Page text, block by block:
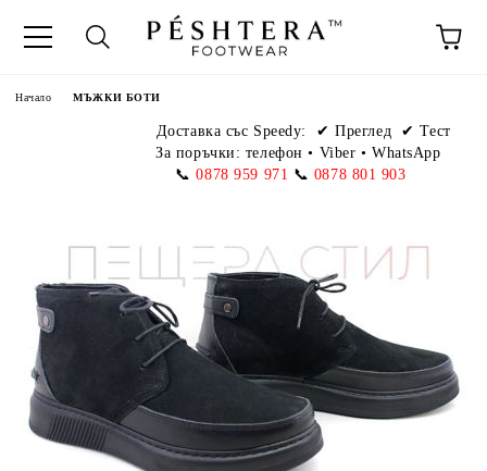
Начало МЪЖКИ БОТИ
Доставка със Speedy:
✔ Преглед ✔ Тест
За поръчки: телефон• Viber • WhatsApp
📞 0878 959 971 📞 0878 801 903